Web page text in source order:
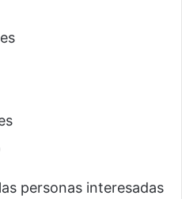
personas interesadas